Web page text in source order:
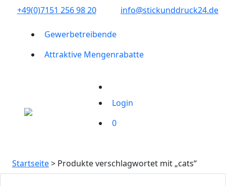
+49(0)7151 256 98 20‬ info@stickunddruck24.de
Gewerbetreibende
Attraktive Mengenrabatte
Login
0
Startseite> Produkte verschlagwortet mit „cats“